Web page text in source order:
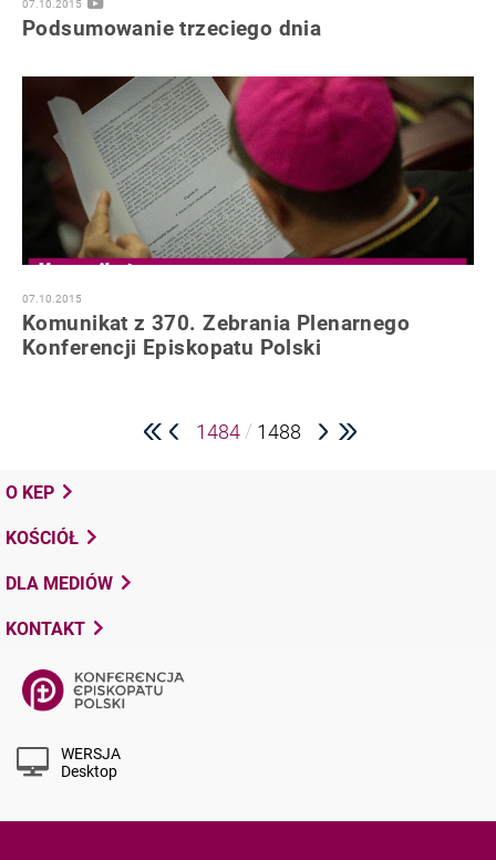
07.10.2015
Podsumowanie trzeciego dnia
07.10.2015
Komunikat z 370. Zebrania Plenarnego
Konferencji Episkopatu Polski
1484 / 1488
O KEP
KOŚCIÓŁ
DLA MEDIÓW
KONTAKT
WERSJA
Desktop